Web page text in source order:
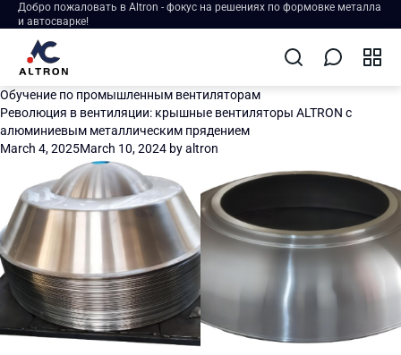
Добро пожаловать в Altron - фокус на решениях по формовке металла
и автосварке!
Обучение по промышленным вентиляторам
Революция в вентиляции: крышные вентиляторы ALTRON с
алюминиевым металлическим прядением
March 4, 2025March 10, 2024 byaltron